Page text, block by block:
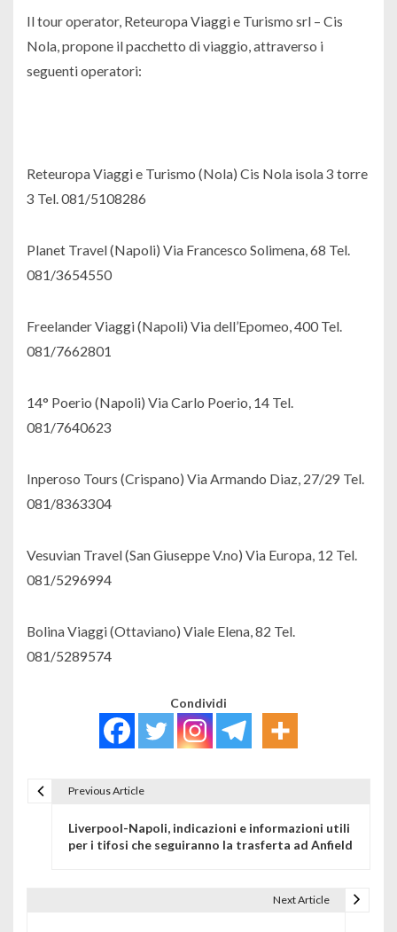
Il tour operator, Reteuropa Viaggi e Turismo srl – Cis
Nola, propone il pacchetto di viaggio, attraverso i
seguenti operatori:
Reteuropa Viaggi e Turismo (Nola) Cis Nola isola 3 torre
3 Tel. 081/5108286
Planet Travel (Napoli) Via Francesco Solimena, 68 Tel.
081/3654550
Freelander Viaggi (Napoli) Via dell’Epomeo, 400 Tel.
081/7662801
14° Poerio (Napoli) Via Carlo Poerio, 14 Tel.
081/7640623
Inperoso Tours (Crispano) Via Armando Diaz, 27/29 Tel.
081/8363304
Vesuvian Travel (San Giuseppe V.no) Via Europa, 12 Tel.
081/5296994
Bolina Viaggi (Ottaviano) Viale Elena, 82 Tel.
081/5289574
Condividi
Previous Article
Liverpool-Napoli, indicazioni e informazioni utili
per i tifosi che seguiranno la trasferta ad Anfield
Next Article